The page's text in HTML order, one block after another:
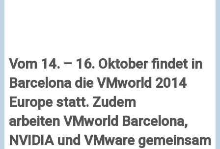
Vom 14. – 16. Oktober findet in
BarcelonadieVMworld 2014
Europe statt. Zudem
arbeiten VMworld Barcelona,
NVIDIAund VMwaregemeinsam